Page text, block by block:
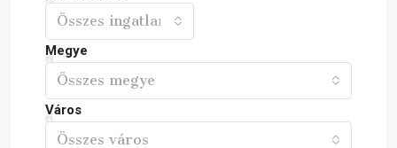
Összes ingatlan
Megye
Összes megye
Város
Összes város